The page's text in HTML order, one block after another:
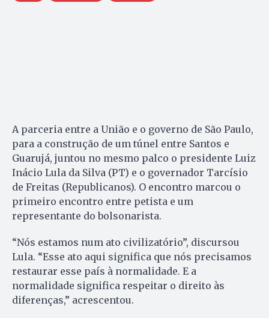
A parceria entre a União e o governo de São Paulo,
para a construção de um túnel entre Santos e
Guarujá, juntou no mesmo palco o presidente Luiz
Inácio Lula da Silva (PT) e o governador Tarcísio
de Freitas (Republicanos). O encontro marcou o
primeiro encontro entre petista e um
representante do bolsonarista.
“Nós estamos num ato civilizatório”, discursou
Lula. “Esse ato aqui significa que nós precisamos
restaurar esse país à normalidade. E a
normalidade significa respeitar o direito às
diferenças,” acrescentou.